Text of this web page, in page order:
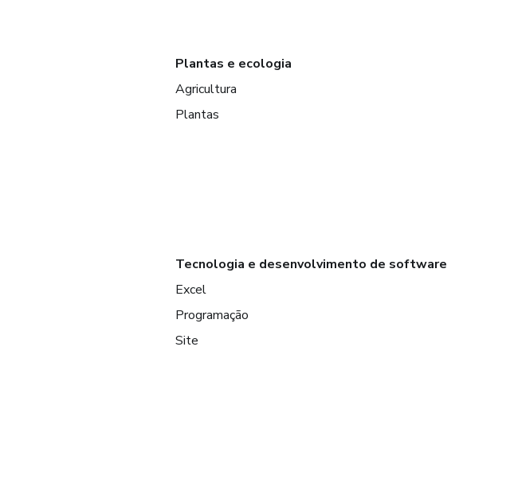
Plantas e ecologia
Agricultura
Plantas
Tecnologia e desenvolvimento de software
Excel
Programação
Site